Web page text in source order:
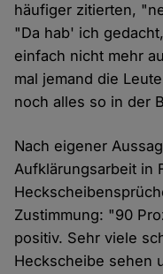
häufiger zitierten,
"Da hab' ich
einfach nicht mehr
mal jemand die
noch alles so in der
Nach eigener
Aufklärungsarbeit in
Zustimmung: "90
positiv. Sehr viele
Heckscheibe sehen